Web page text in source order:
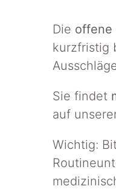
Die offene
kurzfristig
Sie findet
auf
Wichtig: